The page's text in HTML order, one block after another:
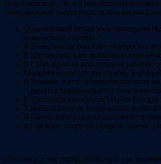
энергоперехода. Но и у них есть
геотермальной энергетики, использовании
Подавляющий объем электроэнергии
ископаемого топлива.
В Нидерландах работает
В Шотландии идет испытание
В США один из дата-центров работает
Бразилия реализует программу, в
В Японии, Китае, Нидерландах часть
турникета вырабатывается
В Шотландии компания «Helius Energy»
У южных берегов Китая вскоре
В Швейцарии разработаны
В Гамбурге открылось первое здание,
Сегодня все это смотрится больше как